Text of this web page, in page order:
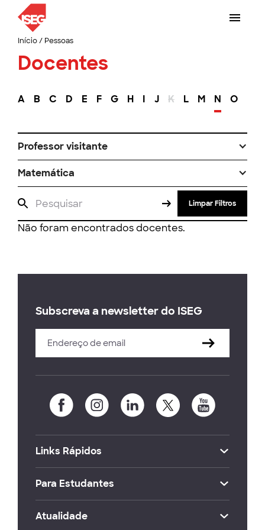
Início/ Pessoas
Docentes
A B C D E F G H I J K L M N O
Professor visitante
Matemática
Limpar Filtros
Não foram encontrados docentes.
Subscreva a newsletter do ISEG
Links Rápidos
Para Estudantes
Atualidade